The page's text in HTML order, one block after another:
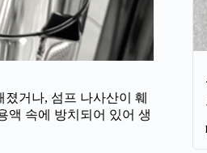
거나, 섬프 나사산이 훼
액 속에 방치되어 있어 생